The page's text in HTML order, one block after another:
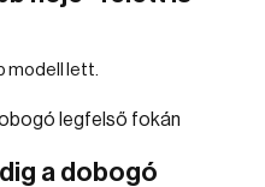
modell lett.
a dobogó